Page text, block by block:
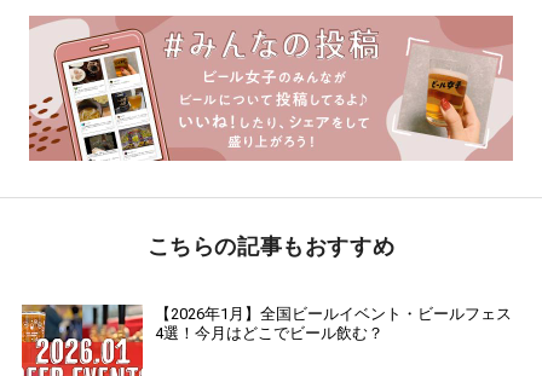
こちらの記事もおすすめ
【2026年1月】全国ビールイベント・ビールフェス
4選！今月はどこでビール飲む？